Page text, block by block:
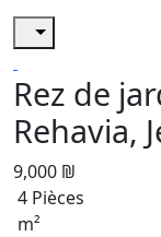
Rez de
Rehavia,
9,000 ₪
4 Pièces
m²